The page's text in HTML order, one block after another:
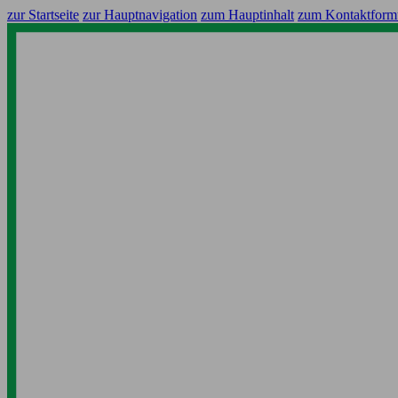
zur Startseite zur Hauptnavigation zum Hauptinhalt zum